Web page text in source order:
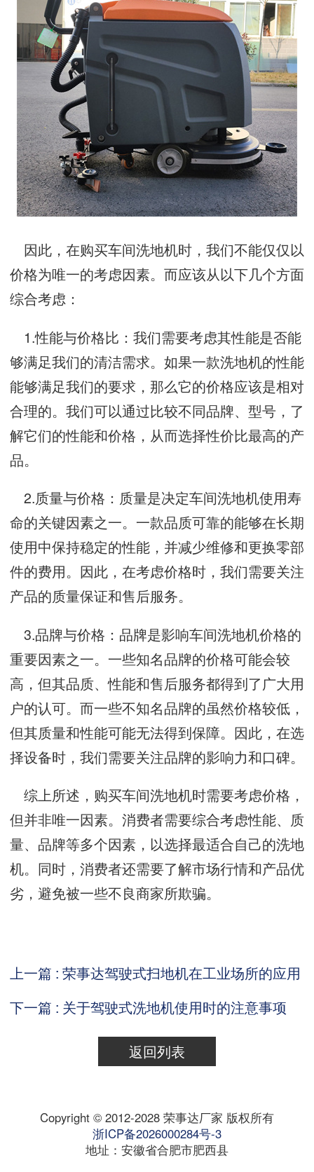
因此，在购买车间洗地机时，我们不能仅仅以
价格为唯一的考虑因素。而应该从以下几个方面
综合考虑：
1.性能与价格比：我们需要考虑其性能是否能
够满足我们的清洁需求。如果一款洗地机的性能
能够满足我们的要求，那么它的价格应该是相对
合理的。我们可以通过比较不同品牌、型号，了
解它们的性能和价格，从而选择性价比最高的产
品。
2.质量与价格：质量是决定车间洗地机使用寿
命的关键因素之一。一款品质可靠的能够在长期
使用中保持稳定的性能，并减少维修和更换零部
件的费用。因此，在考虑价格时，我们需要关注
产品的质量保证和售后服务。
3.品牌与价格：品牌是影响车间洗地机价格的
重要因素之一。一些知名品牌的价格可能会较
高，但其品质、性能和售后服务都得到了广大用
户的认可。而一些不知名品牌的虽然价格较低，
但其质量和性能可能无法得到保障。因此，在选
择设备时，我们需要关注品牌的影响力和口碑。
综上所述，购买车间洗地机时需要考虑价格，
但并非唯一因素。消费者需要综合考虑性能、质
量、品牌等多个因素，以选择最适合自己的洗地
机。同时，消费者还需要了解市场行情和产品优
劣，避免被一些不良商家所欺骗。
上一篇 : 荣事达驾驶式扫地机在工业场所的应用
下一篇 : 关于驾驶式洗地机使用时的注意事项
返回列表
Copyright © 2012-2028 荣事达厂家 版权所有
浙ICP备2026000284号-3
地址：安徽省合肥市肥西县